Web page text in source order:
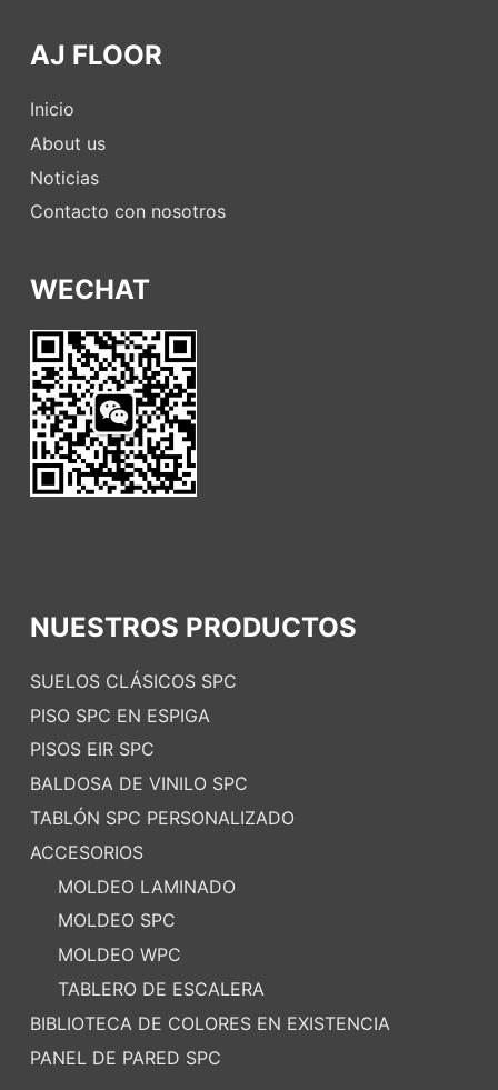
AJ FLOOR
Inicio
About us
Noticias
Contacto con nosotros
WECHAT
NUESTROS PRODUCTOS
SUELOS CLÁSICOS SPC
PISO SPC EN ESPIGA
PISOS EIR SPC
BALDOSA DE VINILO SPC
TABLÓN SPC PERSONALIZADO
ACCESORIOS
MOLDEO LAMINADO
MOLDEO SPC
MOLDEO WPC
TABLERO DE ESCALERA
BIBLIOTECA DE COLORES EN EXISTENCIA
PANEL DE PARED SPC